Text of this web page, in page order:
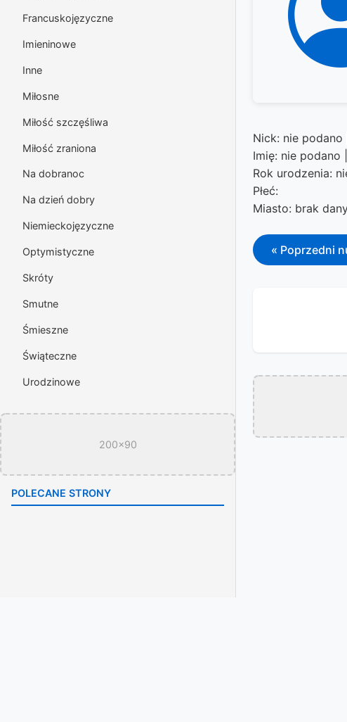
Francuskojęzyczne
Imieninowe
Inne
Miłosne
Miłość szczęśliwa
Miłość zraniona
Na dobranoc
Na dzień dobry
Niemieckojęzyczne
Optymistyczne
Skróty
Smutne
Śmieszne
Świąteczne
Urodzinowe
200x90
POLECANE STRONY
Nick: nie podano |
Imię: nie podano |
Rok urodzenia:
Płeć:
Miasto: brak
« Poprzedni